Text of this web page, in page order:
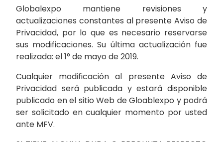
Globalexpo mantiene revisiones y
actualizaciones constantes al presente Aviso de
Privacidad, por lo que es necesario reservarse
sus modificaciones. Su última actualización fue
realizada: el 1° de mayo de 2019.
Cualquier modificación al presente Aviso de
Privacidad será publicada y estará disponible
publicado en el sitio Web de Gloablexpo y podrá
ser solicitado en cualquier momento por usted
ante MFV.